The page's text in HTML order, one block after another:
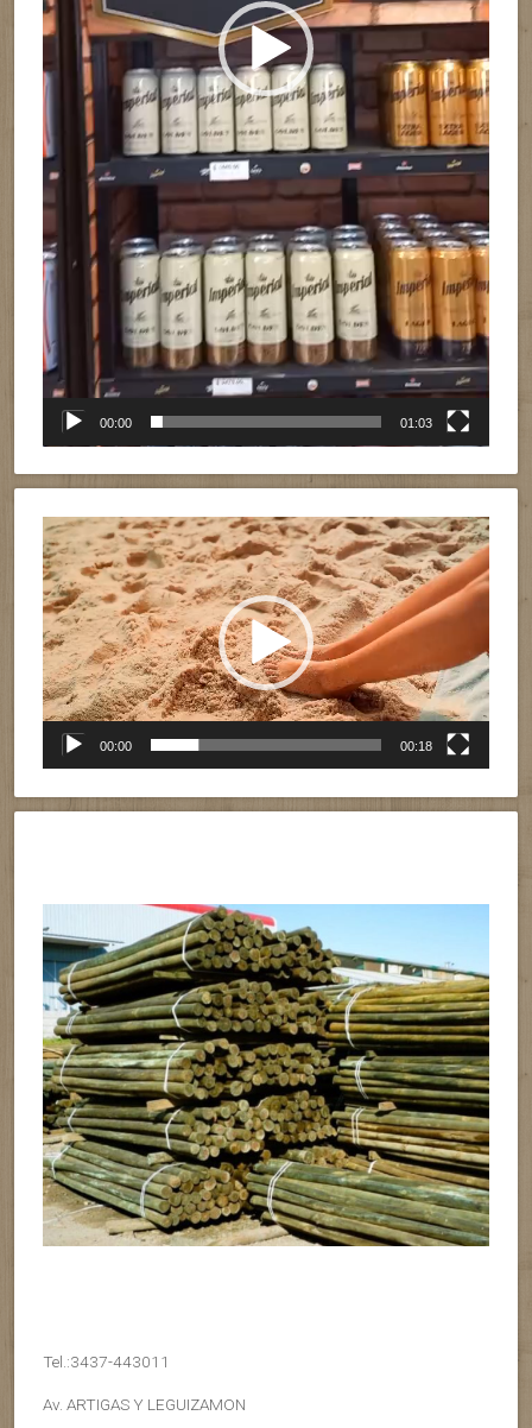
00:00 01:03
Reproductor
de
vídeo
00:00 00:18
Tel.:3437-443011
Av. ARTIGAS Y LEGUIZAMON